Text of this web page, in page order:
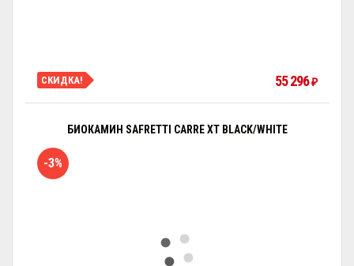
СКИДКА! 55 296₽
БИОКАМИН SAFRETTI CARRE XT BLACK/WHITE
-3%